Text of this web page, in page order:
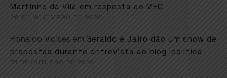
Martinho da Vila em resposta ao MEC
26 DE NOVEMBRO DE 2020
Ronaldo Moises em Geraldo e Jairo dão um show de
propostas durante entrevista ao blog Ipolítica
31 DE OUTUBRO DE 2020